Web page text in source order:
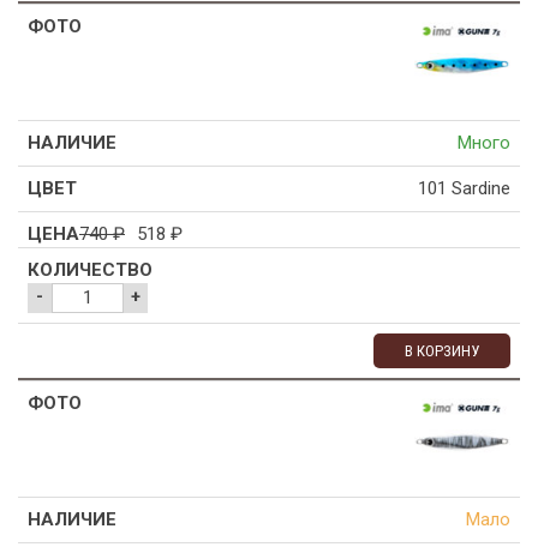
Много
101 Sardine
740₽ 518 ₽
- +
В КОРЗИНУ
Мало